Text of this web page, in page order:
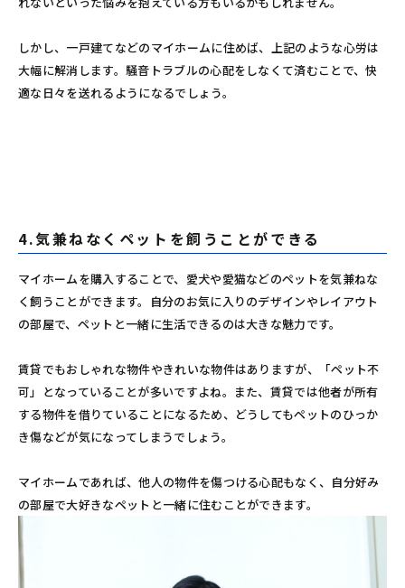
しかし、一戸建てなどのマイホームに住めば、上記のような心労は
大幅に解消します。騒音トラブルの心配をしなくて済むことで、快
適な日々を送れるようになるでしょう。
4.気兼ねなくペットを飼うことができる
マイホームを購入することで、愛犬や愛猫などのペットを気兼ねな
く飼うことができます。自分のお気に入りのデザインやレイアウト
の部屋で、ペットと一緒に生活できるのは大きな魅力です。
賃貸でもおしゃれな物件やきれいな物件はありますが、「ペット不
可」となっていることが多いですよね。また、賃貸では他者が所有
する物件を借りていることになるため、どうしてもペットのひっか
き傷などが気になってしまうでしょう。
マイホームであれば、他人の物件を傷つける心配もなく、自分好み
の部屋で大好きなペットと一緒に住むことができます。